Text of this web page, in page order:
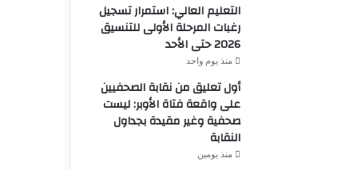
التعليم العالي: استمرار تسجيل
رغبات المرحلة الأولى للتنسيق
2026 حتى الأحد
منذ يوم واحد
أول تعليق من نقابة الصحفيين
على واقعة فتاة الأوبر: ليست
صحفية وغير مقيدة بجداول
النقابة
منذ يومين